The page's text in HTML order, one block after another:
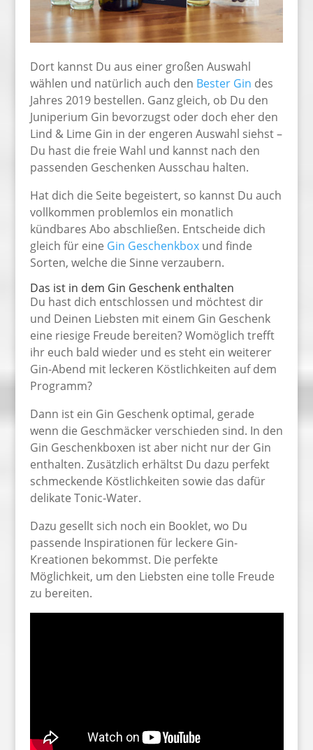
Dort kannst Du aus einer großen Auswahl
wählen und natürlich auch den Bester Gin des
Jahres 2019 bestellen. Ganz gleich, ob Du den
Juniperium Gin bevorzugst oder doch eher den
Lind & Lime Gin in der engeren Auswahl siehst –
Du hast die freie Wahl und kannst nach den
passenden Geschenken Ausschau halten.
Hat dich die Seite begeistert, so kannst Du auch
vollkommen problemlos ein monatlich
kündbares Abo abschließen. Entscheide dich
gleich für eine Gin Geschenkboxund finde
Sorten, welche die Sinne verzaubern.
Das ist in dem Gin Geschenk enthalten
Du hast dich entschlossen und möchtest dir
und Deinen Liebsten mit einem Gin Geschenk
eine riesige Freude bereiten? Womöglich trefft
ihr euch bald wieder und es steht ein weiterer
Gin-Abend mit leckeren Köstlichkeiten auf dem
Programm?
Dann ist ein Gin Geschenk optimal, gerade
wenn die Geschmäcker verschieden sind. In den
Gin Geschenkboxen ist aber nicht nur der Gin
enthalten. Zusätzlich erhältst Du dazu perfekt
schmeckende Köstlichkeiten sowie das dafür
delikate Tonic-Water.
Dazu gesellt sich noch ein Booklet, wo Du
passende Inspirationen für leckere Gin-
Kreationen bekommst. Die perfekte
Möglichkeit, um den Liebsten eine tolle Freude
zu bereiten.